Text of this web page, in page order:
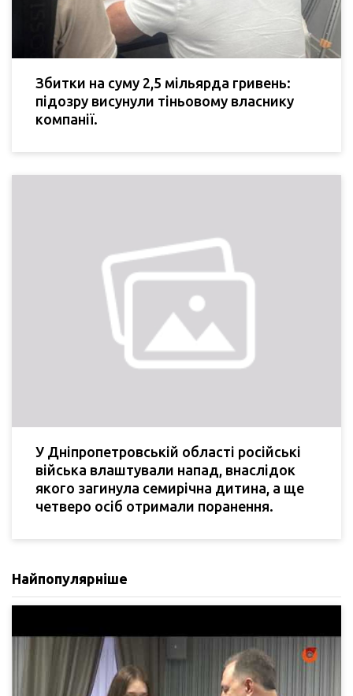
Збитки на суму 2,5 мільярда гривень:
підозру висунули тіньовому власнику
компанії.
У Дніпропетровській області російські
війська влаштували напад, внаслідок
якого загинула семирічна дитина, а ще
четверо осіб отримали поранення.
Найпопулярніше